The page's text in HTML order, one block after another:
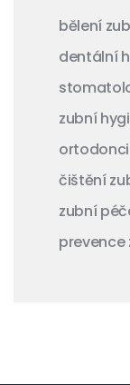
bělení
dentální
zubní
čištění
zubní
prevence